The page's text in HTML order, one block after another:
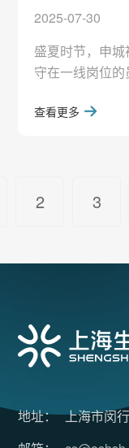
2025-07-30
盛夏时节，申
守在一线岗位
镇总工会出资，
线的生生人。7
元廷科技的生产
技总经理孙健
查看更多
2 3
地址： 上海市闵